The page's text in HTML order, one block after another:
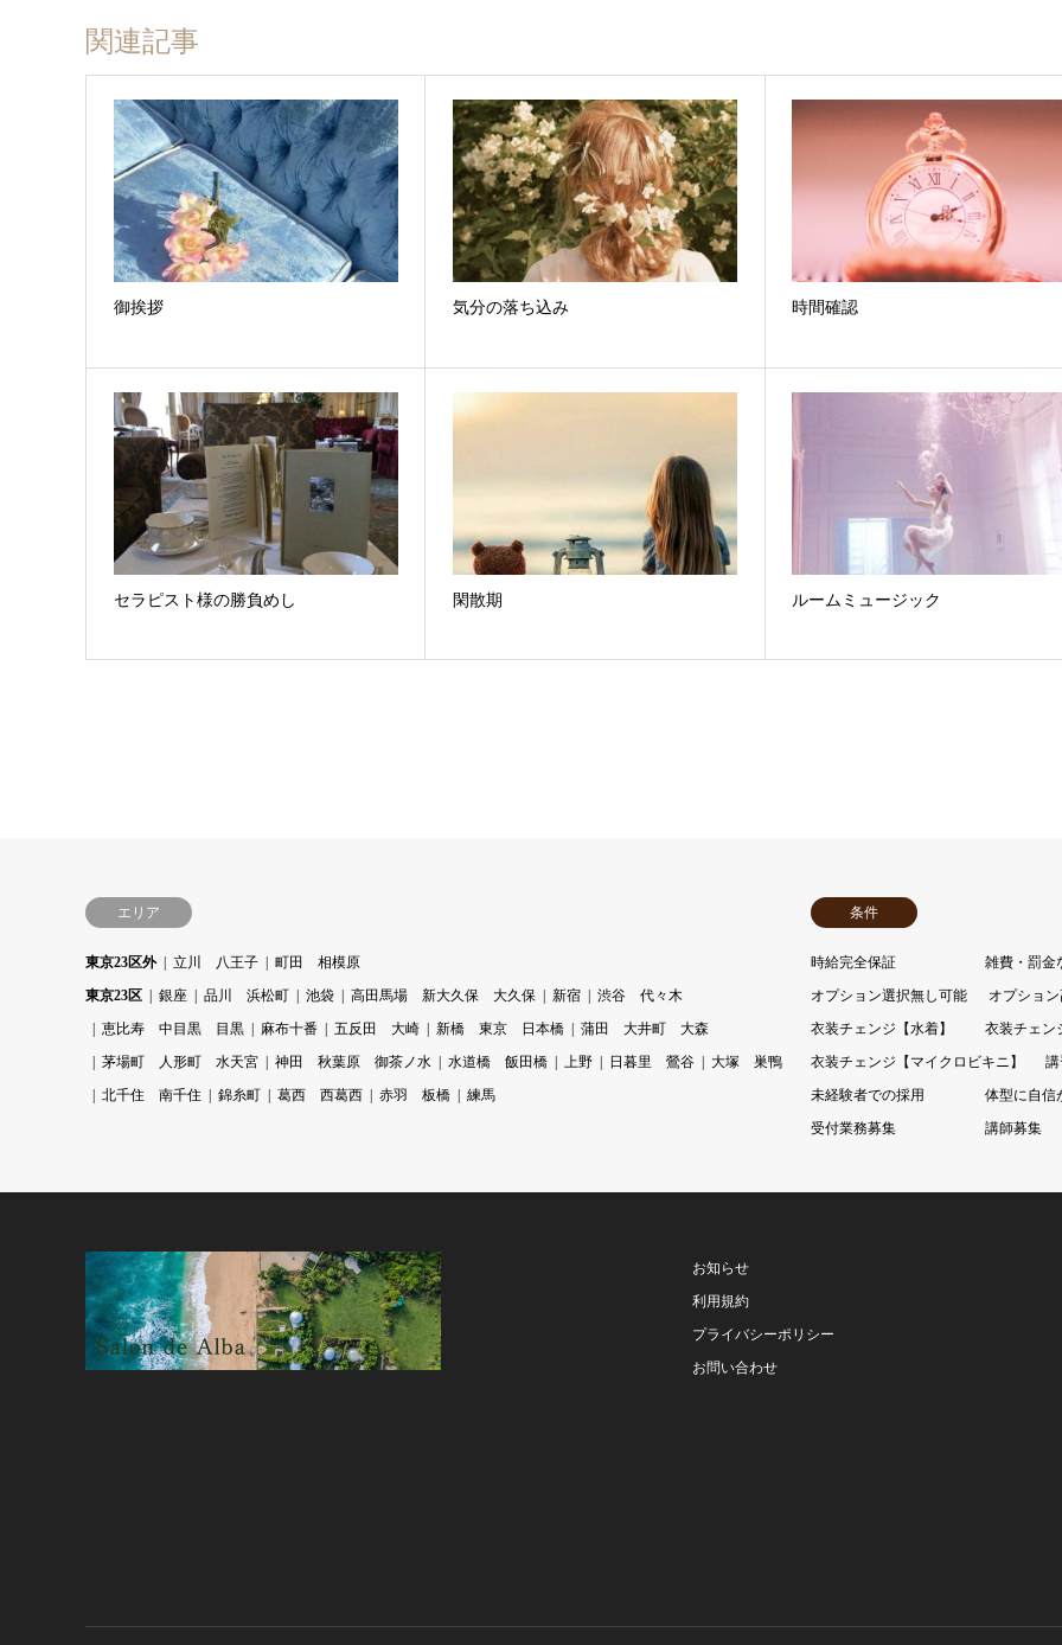
関連記事
御挨拶 気分の落ち込み 時間確認
セラピスト様の勝負めし 閑散期 ルームミュージック
エリア
東京23区外 立川 八王子
町田 相模原
東京23区
銀座 品川 浜松町 池袋 高田馬場 新大久保 大久保 新宿
渋谷 代々木
恵比寿 中目黒 目黒
麻布十番 五反田 大崎 新橋 東京 日本橋
蒲田 大井町 大森
茅場町 人形町 水天宮
神田 秋葉原 御茶ノ水 水道橋 飯田橋 上野 日暮里 鶯谷
大塚 巣鴨
北千住 南千住
錦糸町 葛西 西葛西 赤羽 板橋 練馬
条件
時給完全保証
雑費・罰金
オプション選択無し可能
オプショ
衣装チェンジ【水着】
衣装チェン
衣装チェンジ【マイクロビキニ】
未経験者での採用
体型に自信
受付業務募集
講師募集
お知らせ
利用規約
プライバシーポリシー
お問い合わせ